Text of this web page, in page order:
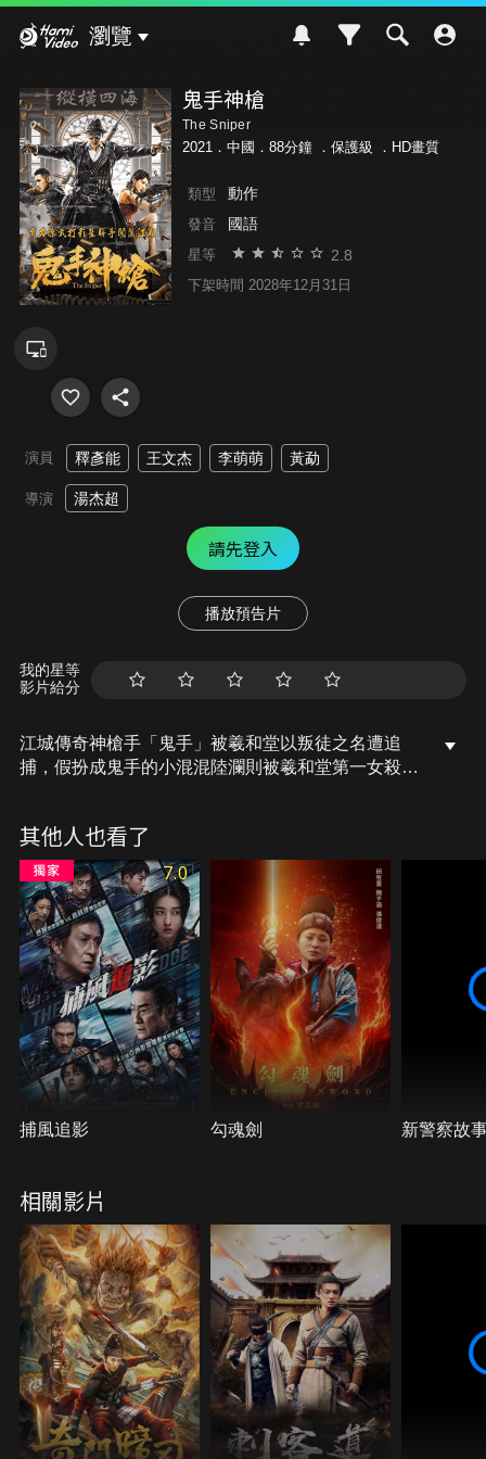
瀏覽
鬼手神槍
The Sniper
2021．中國．88分鐘 ． 保護級 ．HD畫質
類型 動作
發音 國語
星等 2.8
下架時間 2028年12月31日
演員 釋彥能 王文杰 李萌萌 黃勐
導演 湯杰超
請先登入
播放預告片
我的星等
影片給分
江城傳奇神槍手「鬼手」被羲和堂以叛徒之名遭追
捕，假扮成鬼手的小混混陸瀾則被羲和堂第一女殺手
務，在生死槍戰之際，陸瀾卻發現鬼手就是他死去的
大哥，而這場陰謀的元凶正是羲和堂…。
其他人也看了
7.0
捕風追影 勾魂劍 新警察故
相關影片